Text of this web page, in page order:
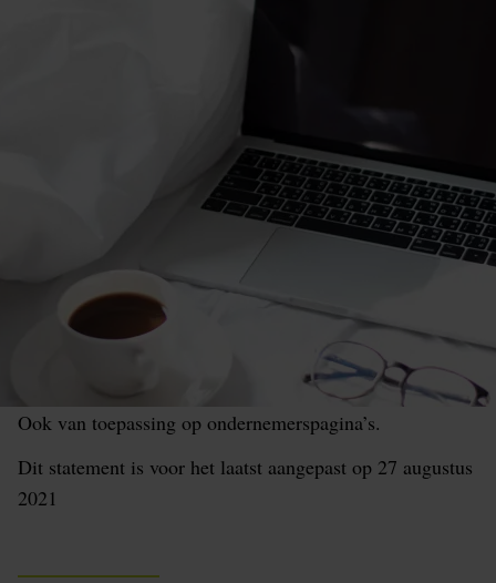
Ook van toepassing op ondernemerspagina’s.
Dit statement is voor het laatst aangepast op 27 augustus
2021